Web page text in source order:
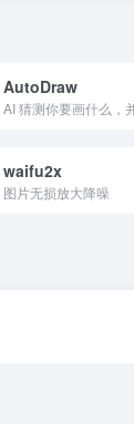
AutoDraw
waifu2x
图片无损放大降噪